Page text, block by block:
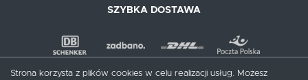
SZYBKA DOSTAWA
Strona korzysta z plików cookies w celu realizacji usług. Możesz